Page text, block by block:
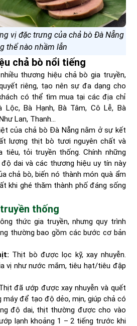
vị đặc trưng của chả bò Đà Nẵng
thể nào nhầm lẫn
chả bò nổi tiếng
thương hiệu chả bò gia truyền,
riêng, tạo nên sự đa dạng cho
có thể tìm mua tại các địa chỉ
Lộc, Bà Hạnh, Bà Tâm, Cô Lễ, Bà
Lan, Thanh…
của chả bò Đà Nẵng nằm ở sự kết
lượng thịt bò tươi nguyên chất và
tiêu, tỏi truyền thống. Chính những
dai và các thương hiệu uy tín này
chả bò, biến nó thành món quà ẩm
khi ghé thăm thành phố đáng sống
thống
thức gia truyền, nhưng quy trình
thường bao gồm các bước cơ bản
Thịt bò được lọc kỹ, xay nhuyễn.
vị như nước mắm, tiêu hạt/tiêu đập
đã ướp được xay nhuyễn và quết
máy để tạo độ dẻo, mịn, giúp chả có
độ dai, thịt thường được cho vào
lạnh khoảng 1 – 2 tiếng trước khi